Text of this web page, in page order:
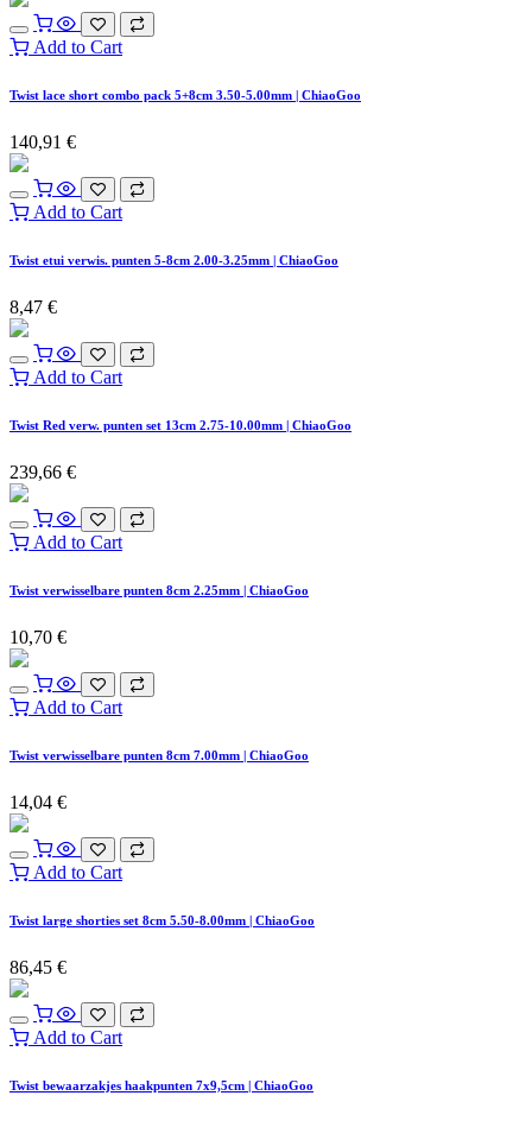
Add to Cart
Twist lace short combo pack 5+8cm 3.50-5.00mm | ChiaoGoo
140,91 €
Add to Cart
Twist etui verwis. punten 5-8cm 2.00-3.25mm | ChiaoGoo
8,47 €
Add to Cart
Twist Red verw. punten set 13cm 2.75-10.00mm | ChiaoGoo
239,66 €
Add to Cart
Twist verwisselbare punten 8cm 2.25mm | ChiaoGoo
10,70 €
Add to Cart
Twist verwisselbare punten 8cm 7.00mm | ChiaoGoo
14,04 €
Add to Cart
Twist large shorties set 8cm 5.50-8.00mm | ChiaoGoo
86,45 €
Add to Cart
Twist bewaarzakjes haakpunten 7x9,5cm | ChiaoGoo